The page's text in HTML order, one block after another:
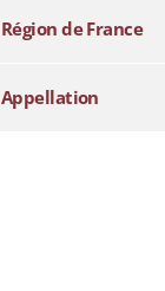
Région de France
Appellation